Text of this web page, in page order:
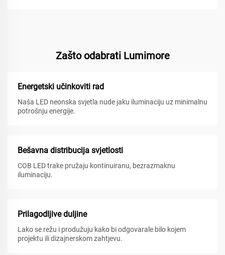
Zašto odabrati Lumimore
Energetski učinkoviti rad
Naša LED neonska svjetla nude jaku iluminaciju uz minimalnu
potrošnju energije.
Bešavna distribucija svjetlosti
COB LED trake pružaju kontinuiranu, bezrazmaknu
iluminaciju.
Prilagodljive duljine
Lako se režu i produžuju kako bi odgovarale bilo kojem
projektu ili dizajnerskom zahtjevu.